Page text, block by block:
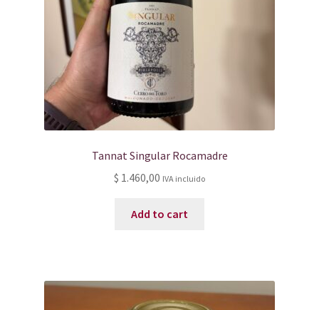
Tannat Singular Rocamadre
$ 1.460,00 IVA incluido
Add to cart